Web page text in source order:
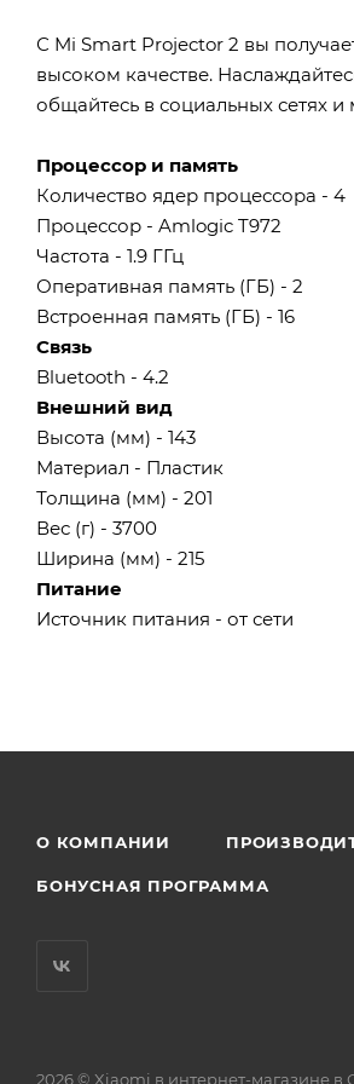
С Mi Smart Projector 2 вы
высоком качестве.
общайтесь в социальных сетях и
Процессор и память
Количество ядер процессора - 4
Процессор - Amlogic T972
Частота - 1.9 ГГц
Оперативная память (ГБ) - 2
Встроенная память (ГБ) - 16
Связь
Bluetooth - 4.2
Внешний вид
Высота (мм) - 143
Материал - Пластик
Толщина (мм) - 201
Вес (г) - 3700
Ширина (мм) - 215
Питание
Источник питания - от сети
О КОМПАНИИ
БОНУСНАЯ ПРОГРАММА
2026 © Xiaomi в интернет-магазине